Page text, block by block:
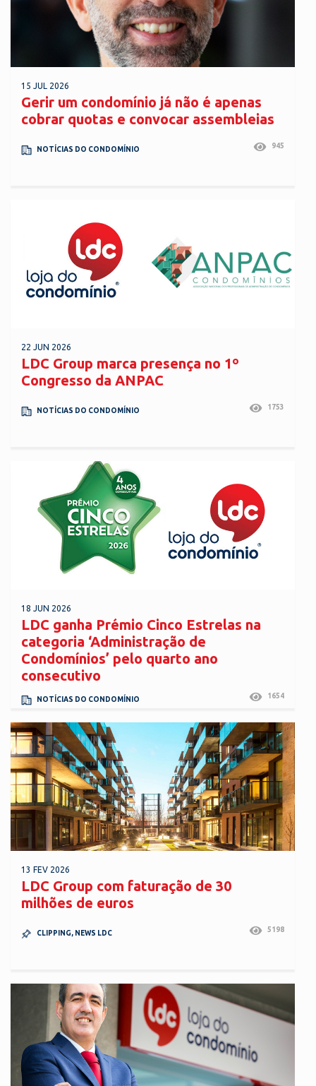
15 JUL 2026
Gerir um condomínio já não é apenas
cobrar quotas e convocar assembleias
NOTÍCIAS DO CONDOMÍNIO 945
22 JUN 2026
LDC Group marca presença no 1º
Congresso da ANPAC
NOTÍCIAS DO CONDOMÍNIO 1753
18 JUN 2026
LDC ganha Prémio Cinco Estrelas na
categoria ‘Administração de
Condomínios’ pelo quarto ano
consecutivo
NOTÍCIAS DO CONDOMÍNIO 1654
13 FEV 2026
LDC Group com faturação de 30
milhões de euros
CLIPPING, NEWS LDC 5198